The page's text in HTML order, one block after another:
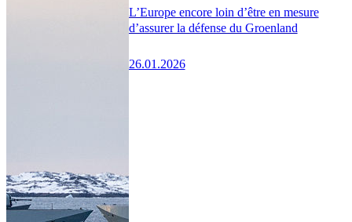
L’Europe encore loin d’être en mesure
d’assurer la défense du Groenland
26.01.2026